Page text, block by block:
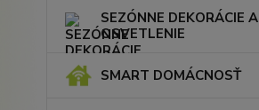
SEZÓNNE DEKORÁCIE A
OSVETLENIE
SMART DOMÁCNOSŤ